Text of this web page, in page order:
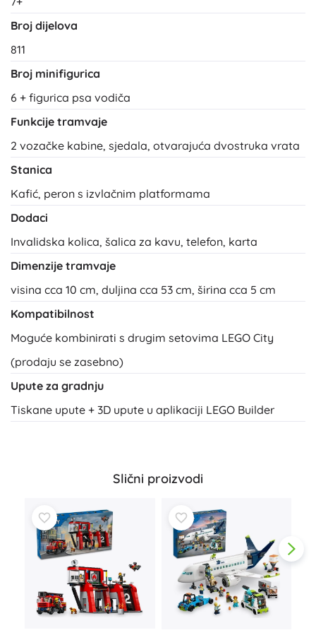
Broj dijelova
811
Broj minifigurica
6 + figurica psa vodiča
Funkcije tramvaje
2 vozačke kabine, sjedala, otvarajuća dvostruka vrata
Stanica
Kafić, peron s izvlačnim platformama
Dodaci
Invalidska kolica, šalica za kavu, telefon, karta
Dimenzije tramvaje
visina cca 10 cm, duljina cca 53 cm, širina cca 5 cm
Kompatibilnost
Moguće kombinirati s drugim setovima LEGO City
(prodaju se zasebno)
Upute za gradnju
Tiskane upute + 3D upute u aplikaciji LEGO Builder
Slični proizvodi